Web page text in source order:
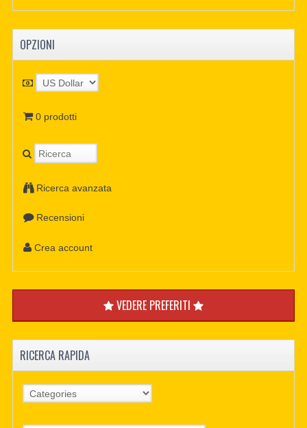
OPZIONI
0 prodotti
Ricerca avanzata
Recensioni
Crea account
VEDERE PREFERITI
RICERCA RAPIDA